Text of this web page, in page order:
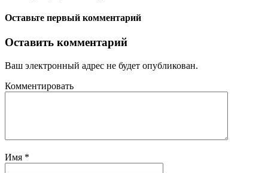
Оставьте первый комментарий
Оставить комментарий
Ваш электронный адрес не будет опубликован.
Комментировать
Имя *